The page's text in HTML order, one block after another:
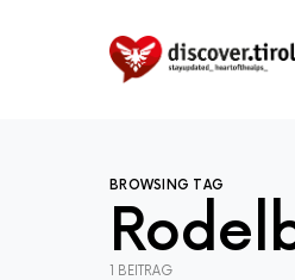
BROWSING TAG
1 BEITRAG